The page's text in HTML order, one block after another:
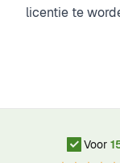
licentie te
Voor